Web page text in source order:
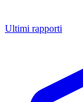
Ultimi rapporti